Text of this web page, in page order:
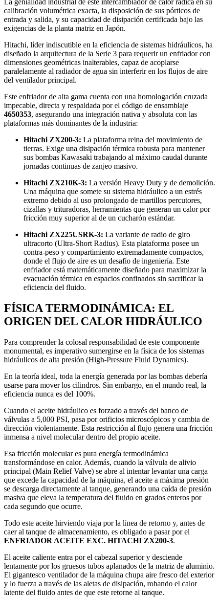
La genialidad industrial de este intercambiador de calor radica en su
calibración volumétrica exacta, la disposición de sus pórticos de
entrada y salida, y su capacidad de disipación certificada bajo las
exigencias de la planta matriz en Japón.
Hitachi, líder indiscutible en la eficiencia de sistemas hidráulicos, ha
diseñado la arquitectura de la Serie 3 para requerir un enfriador con
dimensiones geométricas inalterables, capaz de acoplarse
paralelamente al radiador de agua sin interferir en los flujos de aire
del ventilador principal.
Este enfriador de alta gama cuenta con una homologación cruzada
impecable, directa y respaldada por el código de ensamblaje
4650353, asegurando una integración nativa y absoluta con las
plataformas más dominantes de la industria:
Hitachi ZX200-3: La plataforma reina del movimiento de
tierras. Exige una disipación térmica robusta para mantener
sus bombas Kawasaki trabajando al máximo caudal durante
jornadas continuas de zanjeo masivo.
Hitachi ZX210K-3: La versión Heavy Duty y de demolición.
Una máquina que somete su sistema hidráulico a un estrés
extremo debido al uso prolongado de martillos percutores,
cizallas y trituradoras, herramientas que generan un calor por
fricción muy superior al de un cucharón estándar.
Hitachi ZX225USRK-3: La variante de radio de giro
ultracorto (Ultra-Short Radius). Esta plataforma posee un
contra-peso y compartimiento extremadamente compactos,
donde el flujo de aire es un desafío de ingeniería. Este
enfriador está matemáticamente diseñado para maximizar la
evacuación térmica en espacios confinados sin sacrificar la
eficiencia del fluido.
FÍSICA TERMODINÁMICA: EL
ORIGEN DEL CALOR HIDRÁULICO
Para comprender la colosal responsabilidad de este componente
monumental, es imperativo sumergirse en la física de los sistemas
hidráulicos de alta presión (High-Pressure Fluid Dynamics).
En la teoría ideal, toda la energía generada por las bombas debería
usarse para mover los cilindros. Sin embargo, en el mundo real, la
eficiencia nunca es del 100%.
Cuando el aceite hidráulico es forzado a través del banco de
válvulas a 5,000 PSI, pasa por orificios microscópicos y cambia de
dirección violentamente. Esta restricción al flujo genera una fricción
inmensa a nivel molecular dentro del propio aceite.
Esa fricción molecular es pura energía termodinámica
transformándose en calor. Además, cuando la válvula de alivio
principal (Main Relief Valve) se abre al intentar levantar una carga
que excede la capacidad de la máquina, el aceite a máxima presión
se descarga directamente al tanque, generando una caída de presión
masiva que eleva la temperatura del fluido en grados enteros por
cada segundo que ocurre.
Todo este aceite hirviendo viaja por la línea de retorno y, antes de
caer al tanque de almacenamiento, es obligado a pasar por el
ENFRIADOR ACEITE EXC. HITACHI ZX200-3.
El aceite caliente entra por el cabezal superior y desciende
lentamente por los gruesos tubos aplanados de la matriz de aluminio.
El gigantesco ventilador de la máquina chupa aire fresco del exterior
y lo fuerza a través de las aletas de disipación, robando el calor
latente del fluido antes de que este retorne al tanque.